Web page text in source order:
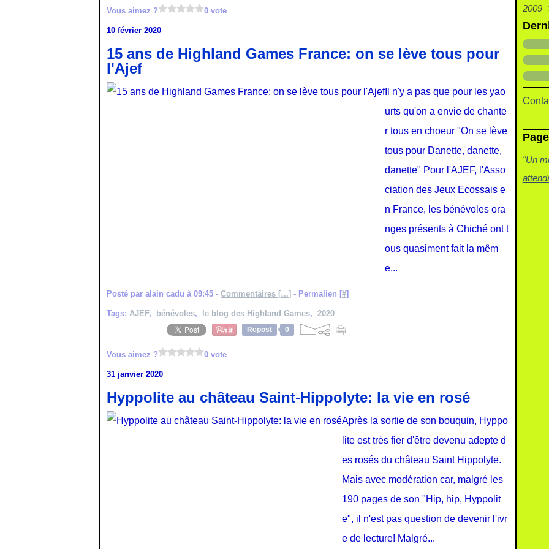
Vous aimez ? 0 vote
10 février 2020
15 ans de Highland Games France: on se lève tous pour
l'Ajef
Il n'y a pas que pour les yao
urts qu'on a envie de chante
r tous en choeur "On se lève
tous pour Danette, danette,
danette" Pour l'AJEF, l'Asso
ciation des Jeux Ecossais e
n France, les bénévoles ora
nges présents à Chiché ont t
ous quasiment fait la mêm
e...
Posté par alain cadu à 09:45 - Commentaires […] - Permalien [#]
Tags: AJEF, bénévoles, le blog des Highland Games, 2020
Repost 0
Vous aimez ? 0 vote
31 janvier 2020
Hyppolite au château Saint-Hippolyte: la vie en rosé
Après la sortie de son bouquin, Hyppo
lite est très fier d'être devenu adepte d
es rosés du château Saint Hippolyte.
Mais avec modération car, malgré les
190 pages de son "Hip, hip, Hyppolit
e", il n'est pas question de devenir l'ivr
e de lecture! Malgré...
Mai
Mai
Mai
Mai
Mai
2009
"Un